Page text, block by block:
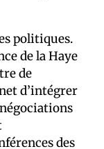
politiques.
de la Haye
de
d’intégrer
des